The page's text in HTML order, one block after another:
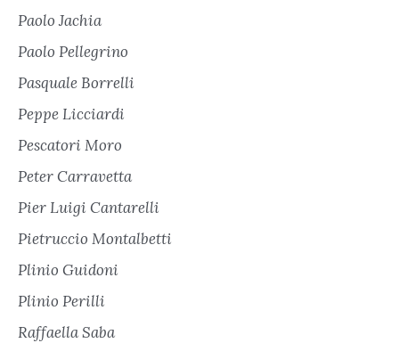
Paolo Jachia
Paolo Pellegrino
Pasquale Borrelli
Peppe Licciardi
Pescatori Moro
Peter Carravetta
Pier Luigi Cantarelli
Pietruccio Montalbetti
Plinio Guidoni
Plinio Perilli
Raffaella Saba